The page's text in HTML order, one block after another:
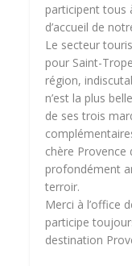
participent tous
d’accueil de
Le secteur
pour Saint-
région,
n’est la plus
de ses trois
chère Provence
profondément
terroir.
Merci à l’office
participe
destination